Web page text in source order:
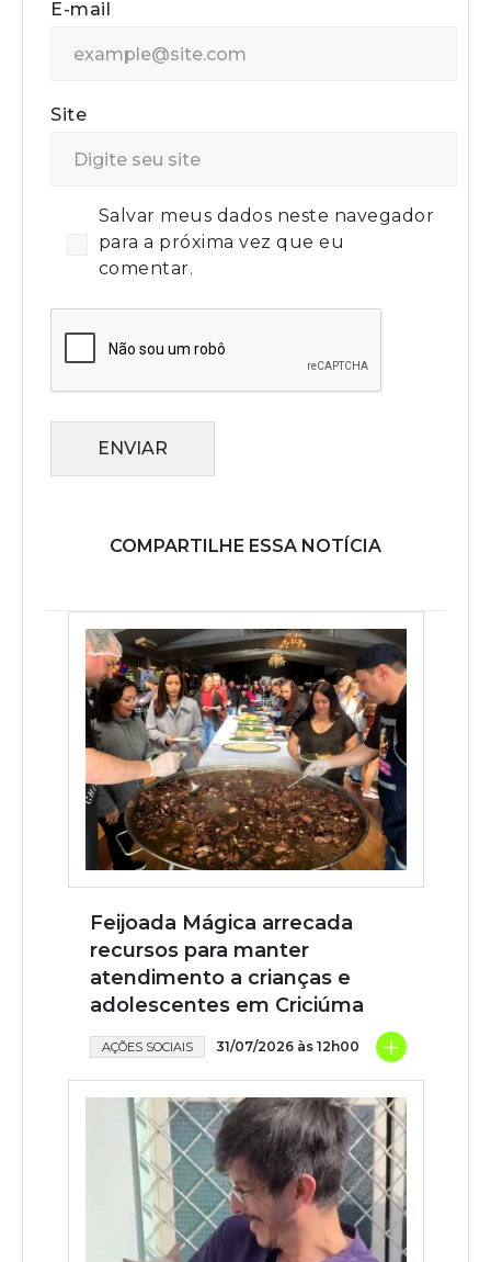
E-mail
Site
Salvar meus dados neste navegador
para a próxima vez que eu
comentar.
ENVIAR
COMPARTILHE ESSA NOTÍCIA
Feijoada Mágica arrecada
recursos para manter
atendimento a crianças e
adolescentes em Criciúma
AÇÕES SOCIAIS 31/07/2026 às 12h00 +